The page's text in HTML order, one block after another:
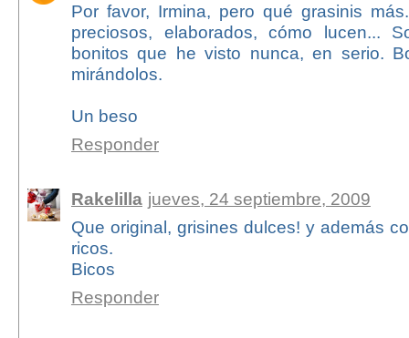
Por favor, Irmina, pero qué grasinis
preciosos, elaborados, cómo lucen...
bonitos que he visto nunca, en serio.
mirándolos.
Un beso
Responder
Rakelilla jueves, 24 septiembre, 2009
Que original, grisines dulces! y además
ricos.
Bicos
Responder